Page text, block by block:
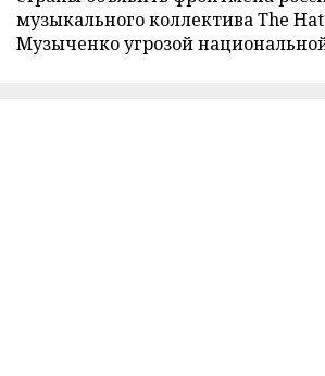
музыкального коллектива The
Музыченко угрозой